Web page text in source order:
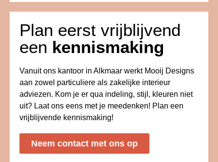
Plan eerst vrijblijvend
een kennismaking
Vanuit ons kantoor in Alkmaar werkt Mooij Designs
aan zowel particuliere als zakelijke interieur
adviezen. Kom je er qua indeling, stijl, kleuren niet
uit? Laat ons eens met je meedenken! Plan een
vrijblijvende kennismaking!
Neem contact met ons op